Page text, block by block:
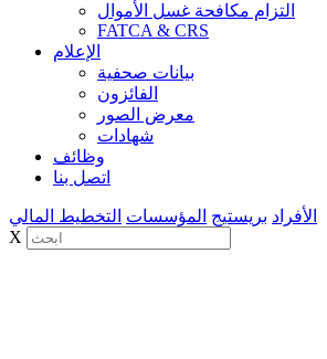
التزام مكافحة غسل الأموال
FATCA & CRS
الإعلام
بيانات صحفية
الفائزون
معرض الصور
شهادات
وظائف
اتصل بنا
الأفراد بريستيج المؤسسات التخطيط المالي
X